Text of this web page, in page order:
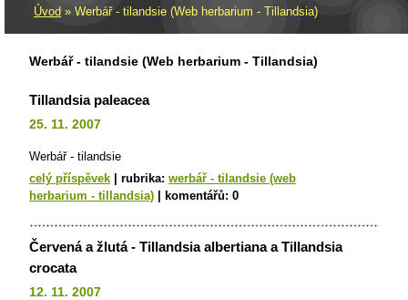
Úvod » Werbář - tilandsie (Web herbarium - Tillandsia)
Werbář - tilandsie (Web herbarium - Tillandsia)
Tillandsia paleacea
25. 11. 2007
Werbář - tilandsie
celý příspěvek
rubrika: werbář - tilandsie (web
herbarium - tillandsia)
komentářů: 0
Červená a žlutá - Tillandsia albertiana a Tillandsia
crocata
12. 11. 2007